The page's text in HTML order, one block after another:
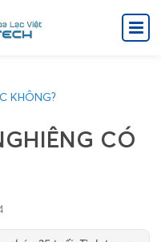
KHÔNG?
CÓ